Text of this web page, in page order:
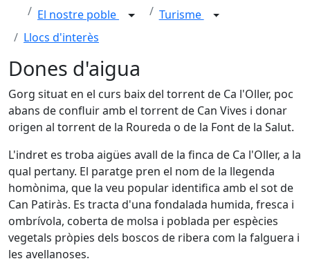
El nostre poble
Turisme
Llocs d'interès
Dones d'aigua
Gorg situat en el curs baix del torrent de Ca l'Oller, poc
abans de confluir amb el torrent de Can Vives i donar
origen al torrent de la Roureda o de la Font de la Salut.
L'indret es troba aigües avall de la finca de Ca l'Oller, a la
qual pertany. El paratge pren el nom de la llegenda
homònima, que la veu popular identifica amb el sot de
Can Patiràs. Es tracta d'una fondalada humida, fresca i
ombrívola, coberta de molsa i poblada per espècies
vegetals pròpies dels boscos de ribera com la falguera i
les avellanoses.